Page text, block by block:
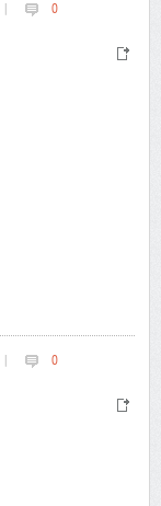
0
0